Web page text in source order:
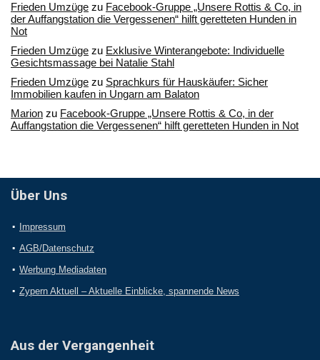
Frieden Umzüge zu Facebook-Gruppe „Unsere Rottis & Co, in
der Auffangstation die Vergessenen“ hilft geretteten Hunden in
Not
Frieden Umzüge zu Exklusive Winterangebote: Individuelle
Gesichtsmassage bei Natalie Stahl
Frieden Umzüge zu Sprachkurs für Hauskäufer: Sicher
Immobilien kaufen in Ungarn am Balaton
Marion zu Facebook-Gruppe „Unsere Rottis & Co, in der
Auffangstation die Vergessenen“ hilft geretteten Hunden in Not
Über Uns
Impressum
AGB/Datenschutz
Werbung Mediadaten
Zypern Aktuell – Aktuelle Einblicke, spannende News
Aus der Vergangenheit